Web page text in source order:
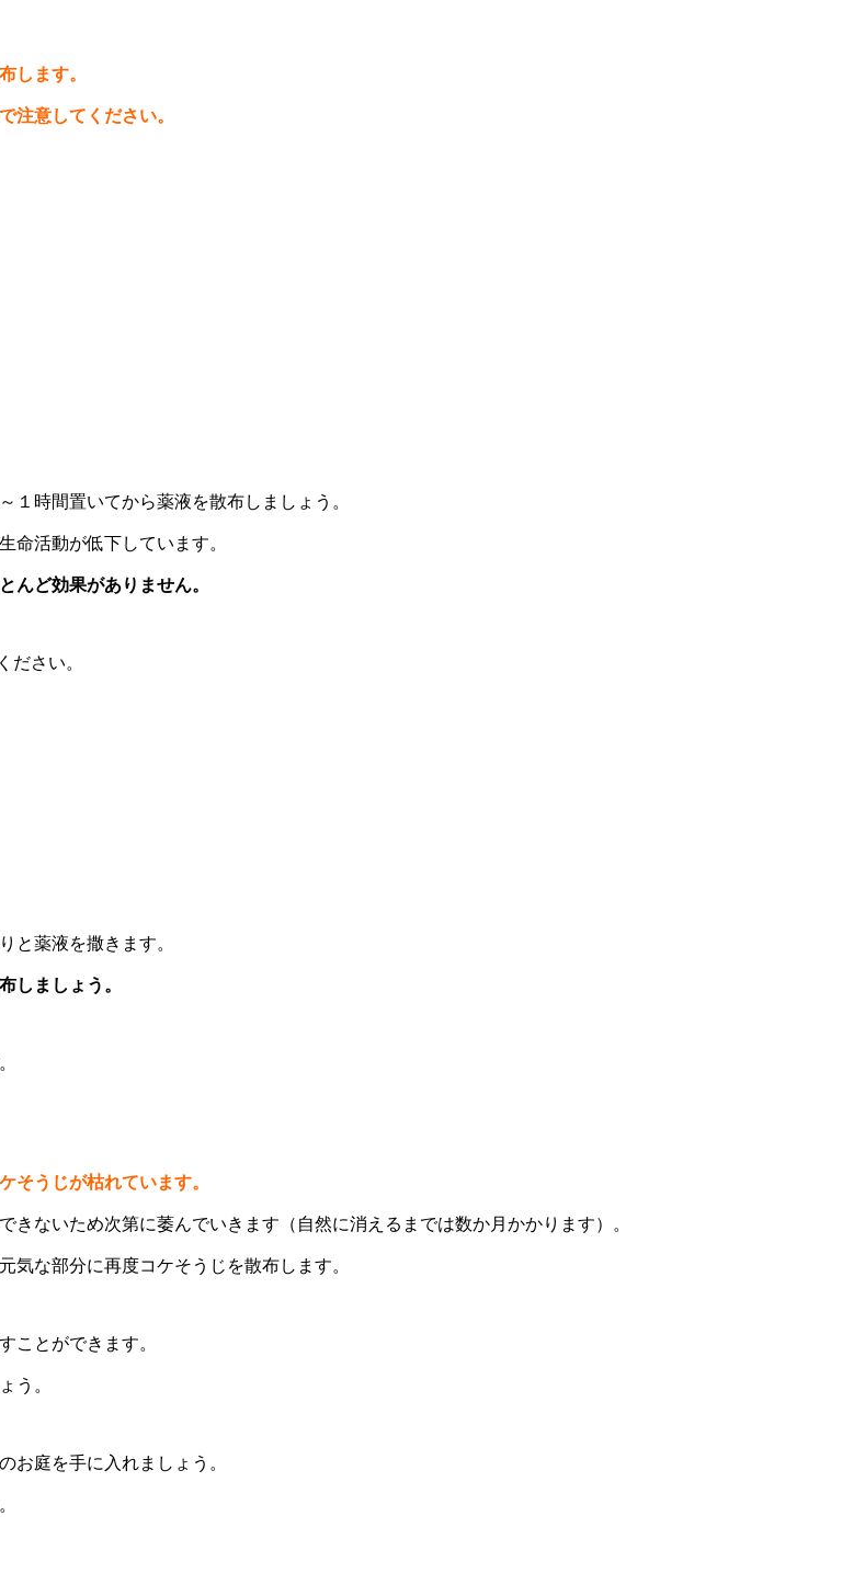
します。
注意してください。
１時間置いてから薬液を散布しましょう。
命活動が低下しています。
んど効果がありません。
ださい。
と薬液を撒きます。
しましょう。
そうじが枯れています。
ないため次第に萎んでいきます（自然に消えるまでは数か月かかります）。
気な部分に再度コケそうじを散布します。
ことができます。
う。
お庭を手に入れましょう。